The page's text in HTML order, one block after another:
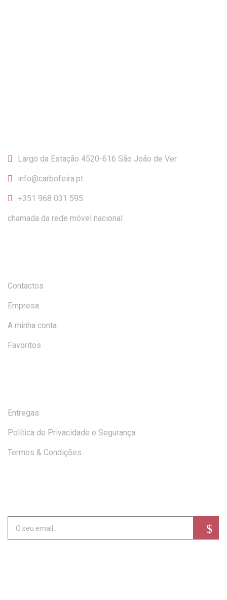
Largo da Estação 4520-616 São João de Ver
info@carbofeira.pt
+351 968 031 595
chamada da rede móvel nacional
Contactos
Empresa
A minha conta
Favoritos
Entregas
Política de Privacidade e Segurança
Termos & Condições